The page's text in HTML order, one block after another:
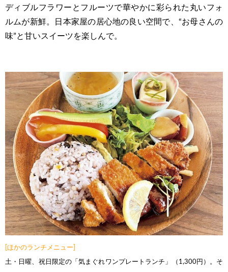
ディブルフラワーとフルーツで華やかに彩られた丸いフォ
ルムが新鮮。日本家屋の居心地の良い空間で、“お母さんの
味”と甘いスイーツを楽しんで。
[ほかのランチメニュー]
土・日曜、祝日限定の「気まぐれワンプレートランチ」（1,300円）。そ